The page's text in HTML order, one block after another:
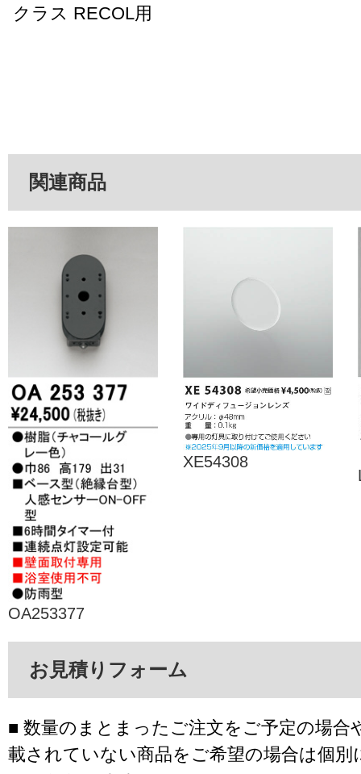
クラス RECOL用
関連商品
OA253377
XE54308
お見積りフォーム
■ 数量のまとまったご注文をご予定の場合
載されていない商品をご希望の場合は個別